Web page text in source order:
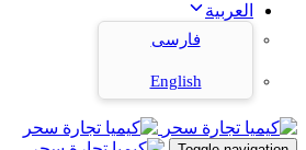
العربية
فارسی
English